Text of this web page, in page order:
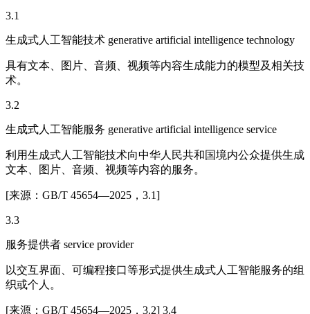
3.1
生成式人工智能技术 generative artificial intelligence technology
具有文本、图片、音频、视频等内容生成能力的模型及相关技
术。
3.2
生成式人工智能服务 generative artificial intelligence service
利用生成式人工智能技术向中华人民共和国境内公众提供生成
文本、图片、音频、视频等内容的服务。
[来源：GB/T 45654—2025，3.1]
3.3
服务提供者 service provider
以交互界面、可编程接口等形式提供生成式人工智能服务的组
织或个人。
[来源：GB/T 45654—2025，3.2] 3.4